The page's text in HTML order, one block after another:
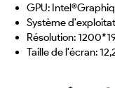
GPU:
Système
Résolution:
Taille de l'écran: